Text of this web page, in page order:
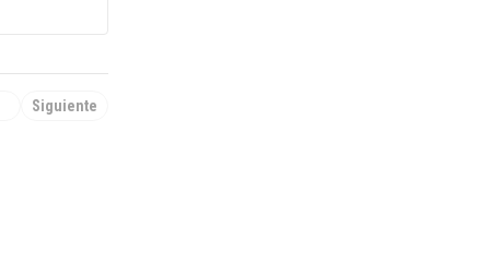
Siguiente